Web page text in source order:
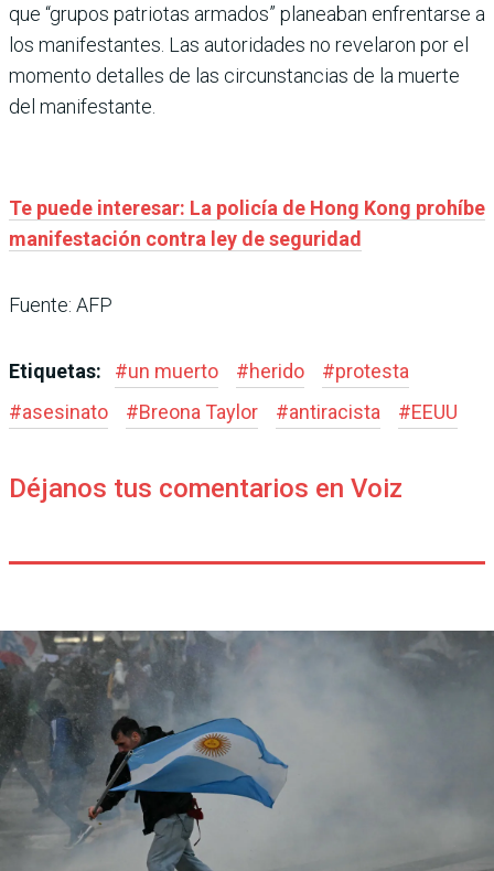
que “grupos patriotas armados” planeaban enfrentarse a
los manifestantes. Las autoridades no revelaron por el
momento detalles de las circunstancias de la muerte
del manifestante.
Te puede interesar: La policía de Hong Kong prohíbe
manifestación contra ley de seguridad
Fuente: AFP
Etiquetas: #un muerto #herido #protesta
#asesinato #Breona Taylor #antiracista #EEUU
Déjanos tus comentarios en Voiz